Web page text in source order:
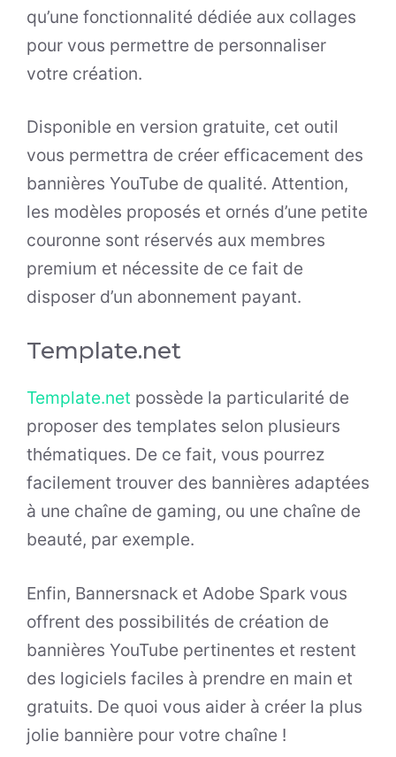
qu’une fonctionnalité dédiée aux collages
pour vous permettre de personnaliser
votre création.
Disponible en version gratuite, cet outil
vous permettra de créer efficacement des
bannières YouTube de qualité. Attention,
les modèles proposés et ornés d’une petite
couronne sont réservés aux membres
premium et nécessite de ce fait de
disposer d’un abonnement payant.
Template.net
Template.net possède la particularité de
proposer des templates selon plusieurs
thématiques. De ce fait, vous pourrez
facilement trouver des bannières adaptées
à une chaîne de gaming, ou une chaîne de
beauté, par exemple.
Enfin, Bannersnack et Adobe Spark vous
offrent des possibilités de création de
bannières YouTube pertinentes et restent
des logiciels faciles à prendre en main et
gratuits. De quoi vous aider à créer la plus
jolie bannière pour votre chaîne !